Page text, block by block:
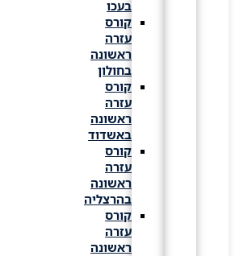
קורס
עזרה
ראשונה
בחולון
קורס
עזרה
ראשונה
באשדוד
קורס
עזרה
ראשונה
בהרצליה
קורס
עזרה
ראשונה